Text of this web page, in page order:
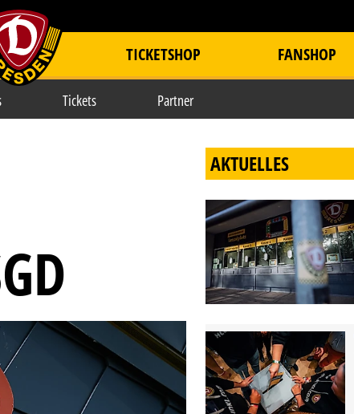
TICKETSHOP FANSHOP
Tickets Partner
AKTUELLES